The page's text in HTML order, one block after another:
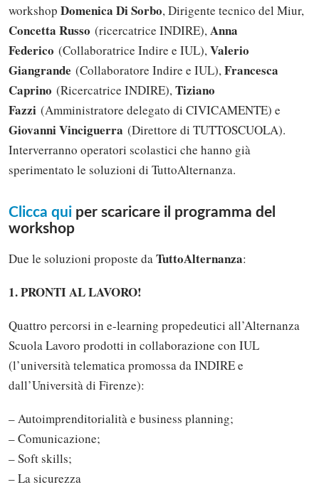
workshop Domenica Di Sorbo, Dirigente tecnico del Miur,
Concetta Russo (ricercatrice INDIRE),Anna
Federico (Collaboratrice Indire e IUL),Valerio
Giangrande (Collaboratore Indire e IUL),Francesca
Caprino (Ricercatrice INDIRE),Tiziano
Fazzi (Amministratore delegato di CIVICAMENTE) e
Giovanni Vinciguerra (Direttore di TUTTOSCUOLA).
Interverranno operatori scolastici che hanno già
sperimentato le soluzioni di TuttoAlternanza.
Clicca qui per scaricare il programma del
workshop
Due le soluzioni proposte daTuttoAlternanza:
1. PRONTI AL LAVORO!
Quattro percorsi in e-learning propedeutici all’Alternanza
Scuola Lavoro prodotti in collaborazione con IUL
(l’università telematica promossa da INDIRE e
dall’Università di Firenze):
– Autoimprenditorialità e business planning;
– Comunicazione;
– Soft skills;
– La sicurezza